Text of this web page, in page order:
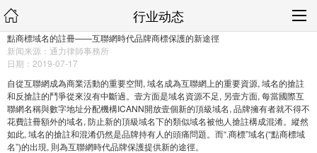
行业动态
點商標域名的註冊——互聯網時代品牌商標保護的新途徑
新闻来源：通力律師事務所
日期：2019-07-17
自從互聯網成為商業活動的重要空間, 域名成為互聯網上的重要資源, 域名的搶註
和反搶註的鬥爭從來沒有中斷過。壹方面是域名資源不足, 另壹方面, 每當國際互
聯網名稱與數字地址分配機構ICANN開放壹個新的頂級域名, 品牌擁有者就不得不
花費註冊額外的域名, 防止新的頂級域名下的類似域名被他人搶註構成混淆。縱然
如此, 域名的搶註和混淆仍然是品牌持有人的頭痛問題。而“.商標”域名(“點商標域
名”)的出現, 則為互聯網時代品牌保護提供新的途徑。